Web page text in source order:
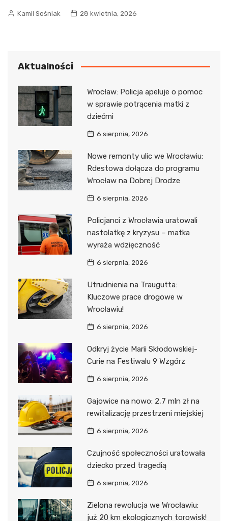
Kamil Sośniak 28 kwietnia, 2026
Aktualności
Wrocław: Policja apeluje o pomoc
w sprawie potrącenia matki z
dziećmi
6 sierpnia, 2026
Nowe remonty ulic we Wrocławiu:
Rdestowa dołącza do programu
Wrocław na Dobrej Drodze
6 sierpnia, 2026
Policjanci z Wrocławia uratowali
nastolatkę z kryzysu – matka
wyraża wdzięczność
6 sierpnia, 2026
Utrudnienia na Traugutta:
Kluczowe prace drogowe w
Wrocławiu!
6 sierpnia, 2026
Odkryj życie Marii Skłodowskiej-
Curie na Festiwalu 9 Wzgórz
6 sierpnia, 2026
Gajowice na nowo: 2,7 mln zł na
rewitalizację przestrzeni miejskiej
6 sierpnia, 2026
Czujność społeczności uratowała
dziecko przed tragedią
6 sierpnia, 2026
Zielona rewolucja we Wrocławiu:
już 20 km ekologicznych torowisk!